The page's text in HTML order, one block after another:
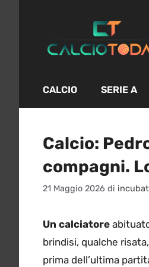
contenuto
CALCIO SERIE A
Calcio:
compagni.
21 Maggio 2026 di
Un calciatore
brindisi, qualche
prima dell’ultima